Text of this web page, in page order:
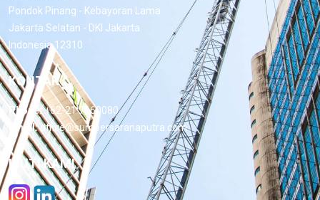
Pondok Pinang - Kebayoran Lama
Jakarta Selatan - DKI Jakarta
Indonesia 12310
KONTAK
Phone: +62-21 7660080
Email:office@sumbersaranaputra.com
IKUTI KAMI